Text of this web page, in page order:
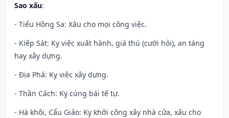
Sao xấu:
- Tiểu Hồng Sa: Xấu cho mọi công việc.
- Kiếp Sát: Kỵ việc xuất hành, giá thú (cưới hỏi), an táng
hay xây dựng.
- Địa Phá: Kỵ việc xây dựng.
- Thần Cách: Kỵ cúng bái tế tự.
- Hà khôi, Cẩu Giảo: Kỵ khởi công xây nhà cửa, xấu cho